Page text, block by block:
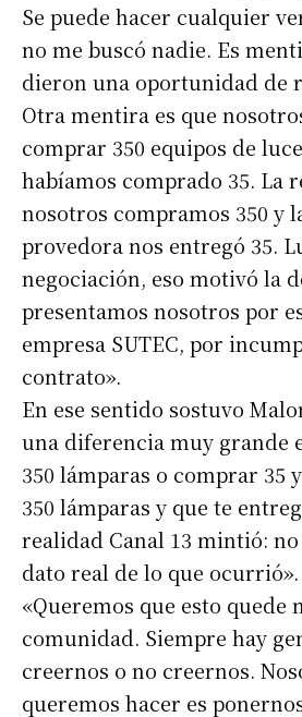
Se puede hacer cualquier
no me buscó nadie. Es
dieron una oportunidad de
Otra mentira es que
comprar 350 equipos de
habíamos comprado 35. La
nosotros compramos 350 y
provedora nos entregó 35.
negociación, eso motivó la
presentamos nosotros por
empresa SUTEC, por
contrato».
En ese sentido sostuvo
una diferencia muy grande
350 lámparas o comprar 35
350 lámparas y que te
realidad Canal 13 mintió:
dato real de lo que ocurrió».
«Queremos que esto quede
comunidad. Siempre hay
creernos o no creernos.
queremos hacer es